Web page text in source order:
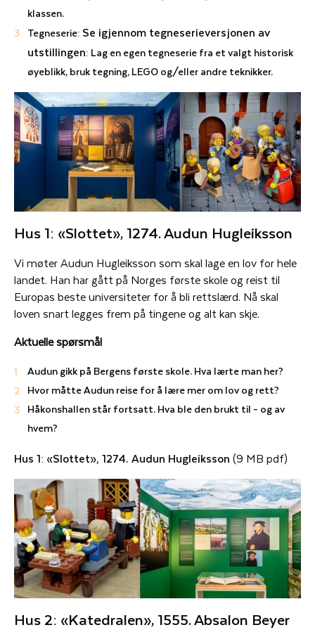
klassen.
Tegneserie: Se igjennom tegneserieversjonen av
utstillingen: Lag en egen tegneserie fra et valgt historisk
øyeblikk, bruk tegning, LEGO og/eller andre teknikker.
Hus 1: «Slottet», 1274. Audun Hugleiksson
Vi møter Audun Hugleiksson som skal lage en lov for hele
landet. Han har gått på Norges første skole og reist til
Europas beste universiteter for å bli rettslærd. Nå skal
loven snart legges frem på tingene og alt kan skje.
Aktuelle spørsmål
Audun gikk på Bergens første skole. Hva lærte man her?
Hvor måtte Audun reise for å lære mer om lov og rett?
Håkonshallen står fortsatt. Hva ble den brukt til – og av
hvem?
Hus 1: «Slottet», 1274. Audun Hugleiksson (9 MB pdf)
Hus 2: «Katedralen», 1555. Absalon Beyer